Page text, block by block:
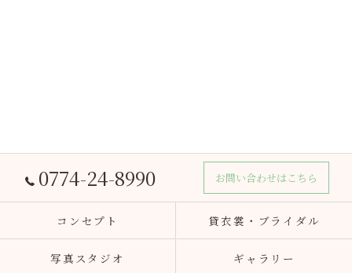
0774-24-8990 お問い合わせはこちら
コンセプト 貸衣裳・ブライダル
写真スタジオ ギャラリー